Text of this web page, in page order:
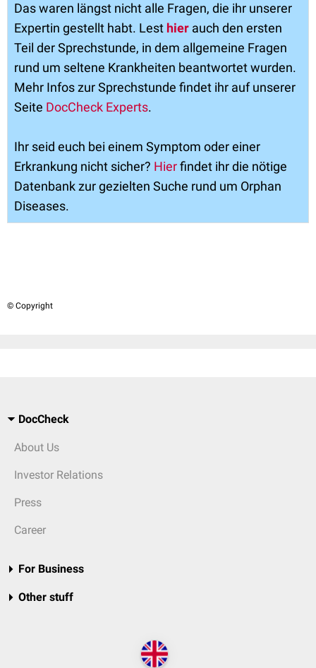
Das waren längst nicht alle Fragen, die ihr unserer
Expertin gestellt habt. Lest hier auch den ersten
Teil der Sprechstunde, in dem allgemeine Fragen
rund um seltene Krankheiten beantwortet wurden.
Mehr Infos zur Sprechstunde findet ihr auf unserer
Seite DocCheck Experts.
Ihr seid euch bei einem Symptom oder einer
Erkrankung nicht sicher? Hierfindet ihr die nötige
Datenbank zur gezielten Suche rund um Orphan
Diseases.
© Copyright
DocCheck
About Us
Investor Relations
Press
Career
For Business
Other stuff